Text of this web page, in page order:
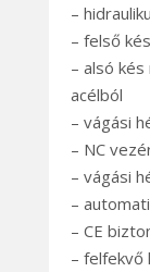
–
– felső
– alsó
acélból
– vágási
– NC
– vágási
–
– CE
– felfekvő